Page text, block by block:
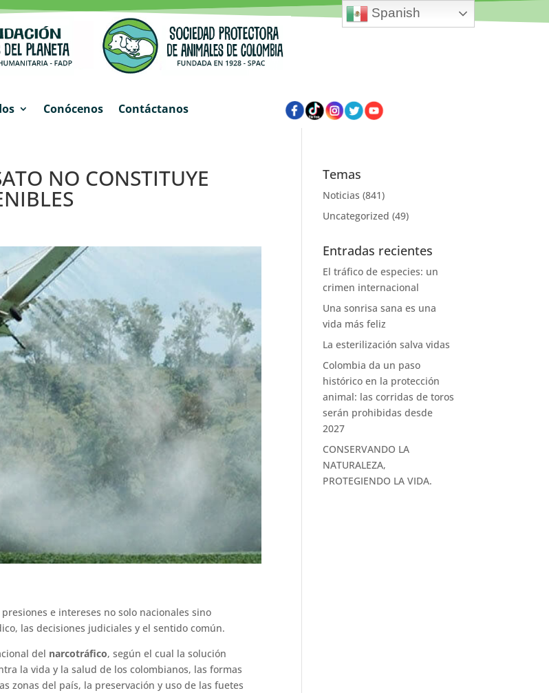
Conócenos Contáctanos
NO CONSTITUYE
e intereses no solo nacionales sino
las decisiones judiciales y el sentido común.
del narcotráfico, según el cual la solución
la vida y la salud de los colombianos, las formas
zonas del país, la preservación y uso de las fuetes
Temas
Noticias (841)
Uncategorized (49)
Entradas recientes
El tráfico de especies: un
crimen internacional
Una sonrisa sana es una
vida más feliz
La esterilización salva vidas
Colombia da un paso
histórico en la protección
animal: las corridas de toros
serán prohibidas desde
2027
CONSERVANDO LA
NATURALEZA,
PROTEGIENDO LA VIDA.
Spanish